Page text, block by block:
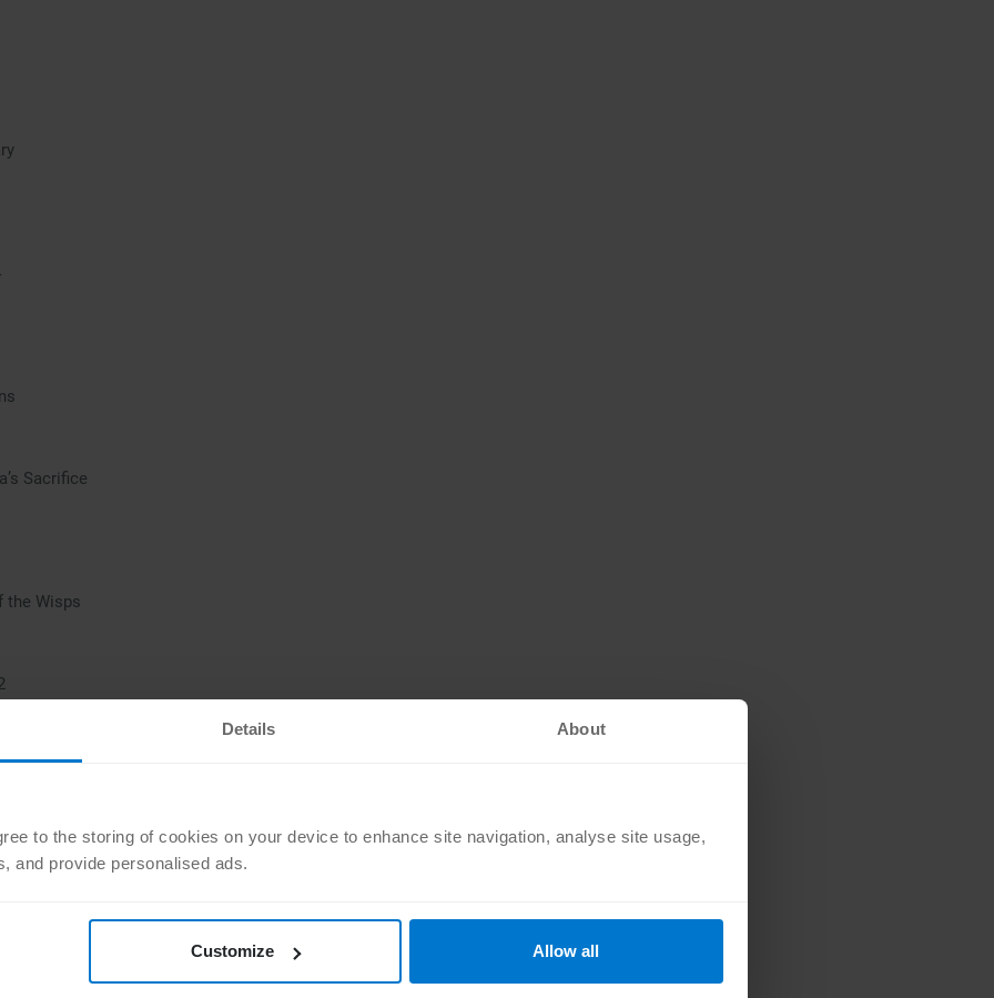
Details About
to the storing of cookies on your device to enhance site navigation, analyse site usage,
and provide personalised ads.
Customize Allow all
Sacrifice
the Wisps
Online: Tamriel Unlimited
czyli 29 zł/​miesiąc.
planu może być problematyczny dla tych, którzy dopiero zaczynają swoją przygodę z
wieloosobowym i dostępie do katalogu ponad 25 wysokiej jakości gier, wówczas